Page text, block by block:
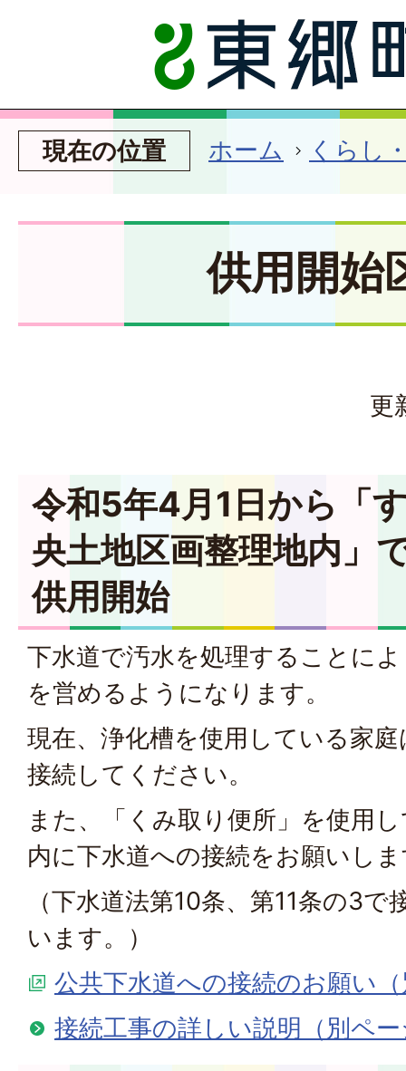
現在の位置 ホーム くらし
供用開始
更
令和5年4月1日から「
央土地区画整理地内」
供用開始
下水道で汚水を処理することに
を営めるようになります。
現在、浄化槽を使用している家
接続してください。
また、「くみ取り便所」を使用
内に下水道への接続をお願いし
（下水道法第10条、第11条の3
います。）
公共下水道への接続のお願い
接続工事の詳しい説明（別ペ